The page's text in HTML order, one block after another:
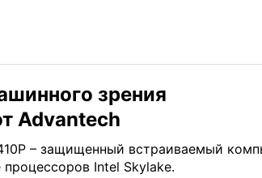
зрения
Advantech
– защищенный встраиваемый
Intel Skylake.